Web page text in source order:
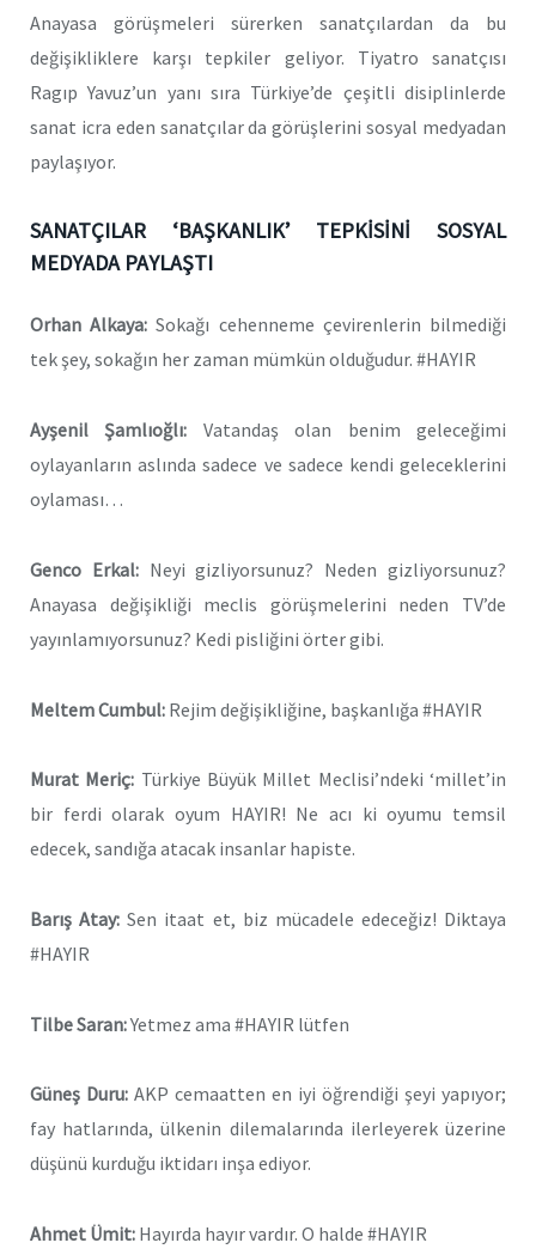
Anayasa görüşmeleri sürerken sanatçılardan da bu
değişikliklere karşı tepkiler geliyor. Tiyatro sanatçısı
Ragıp Yavuz’un yanı sıra Türkiye’de çeşitli disiplinlerde
sanat icra eden sanatçılar da görüşlerini sosyal medyadan
paylaşıyor.
SANATÇILAR ‘BAŞKANLIK’ TEPKİSİNİ SOSYAL
MEDYADA PAYLAŞTI
Orhan Alkaya:Sokağı cehenneme çevirenlerin bilmediği
tek şey, sokağın her zaman mümkün olduğudur. #HAYIR
Ayşenil Şamlıoğlı: Vatandaş olan benim geleceğimi
oylayanların aslında sadece ve sadece kendi geleceklerini
oylaması…
Genco Erkal: Neyi gizliyorsunuz? Neden gizliyorsunuz?
Anayasa değişikliği meclis görüşmelerini neden TV’de
yayınlamıyorsunuz? Kedi pisliğini örter gibi.
Meltem Cumbul: Rejim değişikliğine, başkanlığa #HAYIR
Murat Meriç: Türkiye Büyük Millet Meclisi’ndeki ‘millet’in
bir ferdi olarak oyum HAYIR! Ne acı ki oyumu temsil
edecek, sandığa atacak insanlar hapiste.
Barış Atay:Sen itaat et, biz mücadele edeceğiz! Diktaya
#HAYIR
Tilbe Saran:Yetmez ama #HAYIR lütfen
Güneş Duru: AKP cemaatten en iyi öğrendiği şeyi yapıyor;
fay hatlarında, ülkenin dilemalarında ilerleyerek üzerine
düşünü kurduğu iktidarı inşa ediyor.
Ahmet Ümit: Hayırda hayır vardır. O halde #HAYIR